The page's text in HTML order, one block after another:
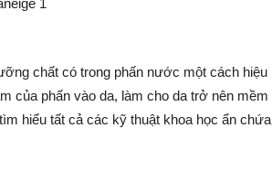
chất có trong phấn nước một cách hiệu
của phấn vào da, làm cho da trở nên mềm
hiểu tất cả các kỹ thuật khoa học ẩn chứa